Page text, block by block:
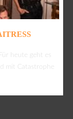
heute geht es
mit Catastrophe